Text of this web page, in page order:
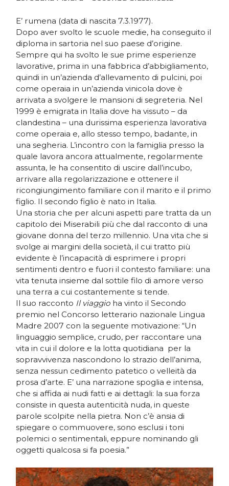
E’ rumena (data di nascita 7.3.1977).
Dopo aver svolto le scuole medie, ha conseguito il
diploma in sartoria nel suo paese d’origine.
Sempre qui ha svolto le sue prime esperienze
lavorative, prima in una fabbrica d’abbigliamento,
quindi in un’azienda d’allevamento di pulcini, poi
come operaia in un’azienda vinicola dove è
arrivata a svolgere le mansioni di segreteria. Nel
1999 è emigrata in Italia dove ha vissuto – da
clandestina – una durissima esperienza lavorativa
come operaia e, allo stesso tempo, badante, in
una segheria. L’incontro con la famiglia presso la
quale lavora ancora attualmente, regolarmente
assunta, le ha consentito di uscire dall’incubo,
arrivare alla regolarizzazione e ottenere il
ricongiungimento familiare con il marito e il primo
figlio. Il secondo figlio è nato in Italia.
Una storia che per alcuni aspetti pare tratta da un
capitolo dei Miserabili più che dal racconto di una
giovane donna del terzo millennio. Una vita che si
svolge ai margini della società, il cui tratto più
evidente è l’incapacità di esprimere i propri
sentimenti dentro e fuori il contesto familiare: una
vita tenuta insieme dal sottile filo di amore verso
una terra a cui costantemente si tende.
Il suo racconto Il viaggio ha vinto il Secondo
premio nel Concorso letterario nazionale Lingua
Madre 2007 con la seguente motivazione: “Un
linguaggio semplice, crudo, per raccontare una
vita in cui il dolore e la lotta quotidiana per la
sopravvivenza nascondono lo strazio dell’anima,
senza nessun cedimento patetico o velleità da
prosa d’arte. E’ una narrazione spoglia e intensa,
che si affida ai nudi fatti e ai dettagli: la sua forza
consiste in questa autenticità nuda, in queste
parole scolpite nella pietra. Non c’è ansia di
spiegare o commuovere, sono esclusi i toni
polemici o sentimentali, eppure nominando gli
oggetti qualcosa si fa poesia.”